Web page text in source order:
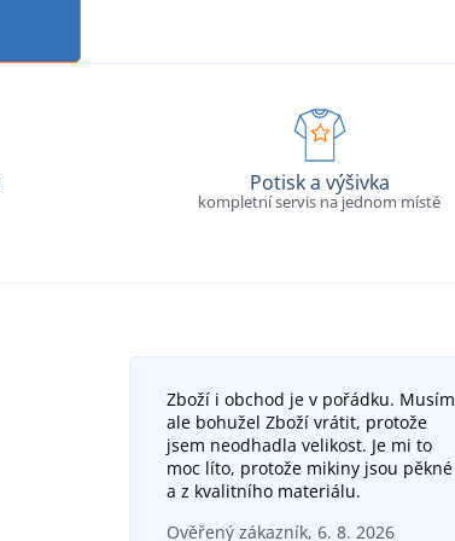
Potisk a výšivka
kompletní servis na jednom místě
Zboží i obchod je v pořádku. Musím
ale bohužel Zboží vrátit, protože
jsem neodhadla velikost. Je mi to
moc líto, protože mikiny jsou pěkné
a z kvalitního materiálu.
Ověřený zákazník, 6. 8. 2026